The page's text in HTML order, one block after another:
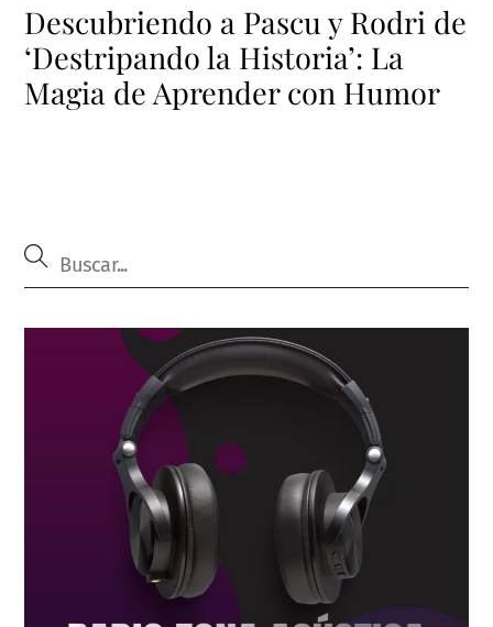
Descubriendo a Pascu y Rodri de
‘Destripando la Historia’: La
Magia de Aprender con Humor